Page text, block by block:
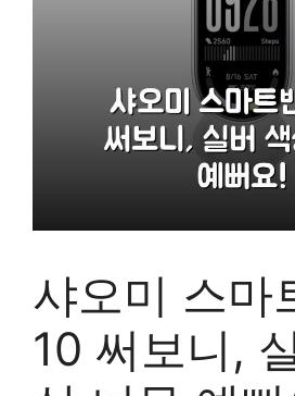
샤오미 스마
10 써보니,